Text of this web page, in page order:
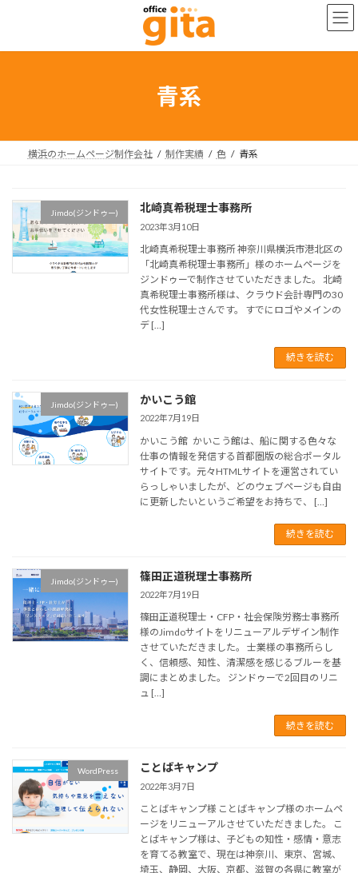
ン
ー
青系
横浜のホームページ制作会社 制作実績 色 青系
Jimdo(ジンドゥー) 北崎真希税理士事務所
2023年3月10日
北崎真希税理士事務所 神奈川県横浜市港北区の
「北崎真希税理士事務所」様のホームページを
ジンドゥーで制作させていただきました。 北崎
真希税理士事務所様は、クラウド会計専門の30
代女性税理士さんです。 すでにロゴやメインの
デ […]
続きを読む
Jimdo(ジンドゥー) かいこう館
2022年7月19日
かいこう館 かいこう館は、船に関する色々な
仕事の情報を発信する首都圏版の総合ポータル
サイトです。元々HTMLサイトを運営されてい
らっしゃいましたが、どのウェブページも自由
に更新したいというご希望をお持ちで、 […]
続きを読む
Jimdo(ジンドゥー) 篠田正道税理士事務所
2022年7月19日
篠田正道税理士・CFP・社会保険労務士事務所
様のJimdoサイトをリニューアルデザイン制作
させていただきました。 士業様の事務所らし
く、信頼感、知性、清潔感を感じるブルーを基
調にまとめました。 ジンドゥーで2回目のリニ
ュ […]
続きを読む
WordPress ことばキャンプ
2022年3月7日
ことばキャンプ様 ことばキャンプ様のホームペ
ージをリニューアルさせていただきました。 こ
とばキャンプ様は、子どもの知性・感情・意志
を育てる教室で、現在は神奈川、東京、宮城、
埼玉、静岡、大阪、京都、滋賀の各県に教室が